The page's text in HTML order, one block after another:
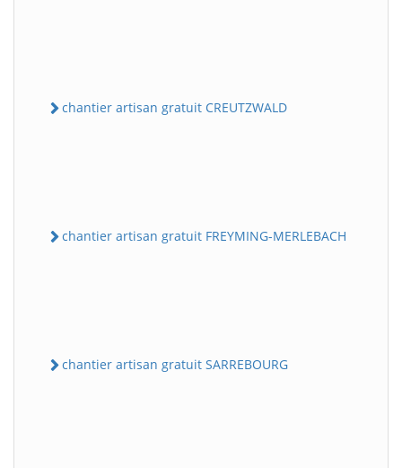
chantier artisan gratuit CREUTZWALD
chantier artisan gratuit FREYMING-MERLEBACH
chantier artisan gratuit SARREBOURG